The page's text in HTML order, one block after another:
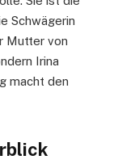
Schwägerin
Mutter von
Irina
macht den